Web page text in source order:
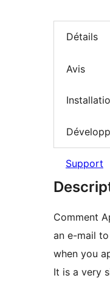
Détails
Avis
Support
Comment
an e-mail
when you
It is a very